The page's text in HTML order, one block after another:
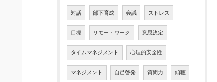
対話 部下育成 会議 ストレス
目標 リモートワーク 意思決定
タイムマネジメント 心理的安全性
マネジメント 自己啓発 質問力 傾聴